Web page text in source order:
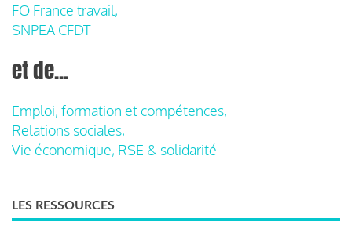
FO France travail,
SNPEA CFDT
et de...
Emploi, formation et compétences,
Relations sociales,
Vie économique, RSE & solidarité
LES RESSOURCES